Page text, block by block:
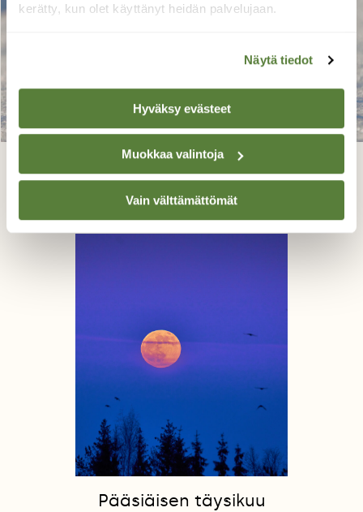
kerätty, kun olet käyttänyt heidän palvelujaan.
Näytä tiedot
Hyväksy evästeet
Muokkaa valintoja
Vain välttämättömät
Kohta tapellaan
Pääsiäisen täysikuu